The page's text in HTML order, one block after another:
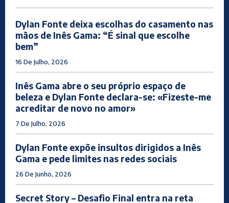
Dylan Fonte deixa escolhas do casamento nas
mãos de Inês Gama: “É sinal que escolhe
bem”
16 De Julho, 2026
Inês Gama abre o seu próprio espaço de
beleza e Dylan Fonte declara-se: «Fizeste-me
acreditar de novo no amor»
7 De Julho, 2026
Dylan Fonte expõe insultos dirigidos a Inês
Gama e pede limites nas redes sociais
26 De Junho, 2026
Secret Story – Desafio Final entra na reta